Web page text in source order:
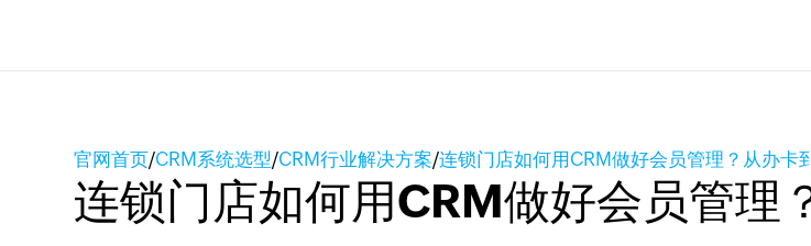
官网首页/CRM系统选型/CRM行业解决方案/连锁门店如何用CRM做好会员管理？从办卡
连锁门店如何用CRM做好会员管理